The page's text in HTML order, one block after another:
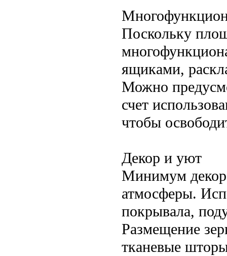
Поскольку
ящиками,
Можно
счет
чтобы
Декор и уют
Минимум
атмосферы.
покрывала,
Размещение
тканевые